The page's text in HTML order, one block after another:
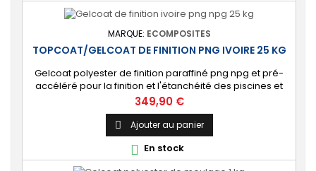
MARQUE: ECOMPOSITES
TOPCOAT/GELCOAT DE FINITION PNG IVOIRE 25 KG
Gelcoat polyester de finition paraffiné png npg et pré-
accéléré pour la finition et l'étanchéité des piscines et
bassins. [Finition] : Fournit une couche extérieure lisse
brillante qualité immersion. [Étanche] : Étanchéifie votre
stratification résine et fibre de verre. Livré avec son
catalyseur PMEC 50 cl
Prix
349,90 €
 Ajouter au panier
 En stock